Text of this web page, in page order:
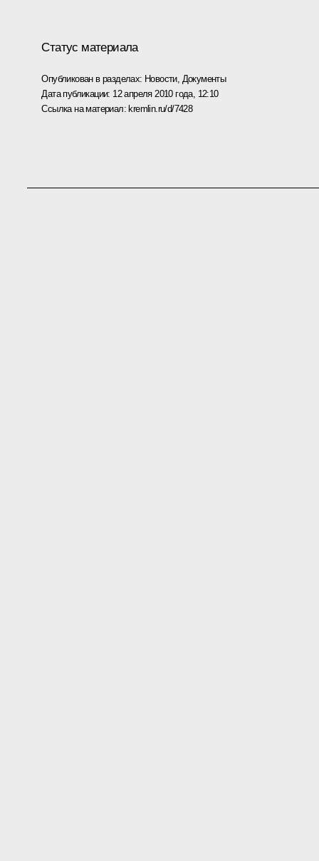
Статус материала
Опубликован в разделах: Новости, Документы
Дата публикации: 12 апреля 2010 года, 12:10
Ссылка на материал: kremlin.ru/d/7428